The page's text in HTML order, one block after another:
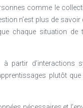
l’évolution du système
une vision critique sur
un partenariat plus fort
dans l’éducation et
de base.
comme le
n’est plus de savoir
chaque situation de
partir d’interactions
plutôt